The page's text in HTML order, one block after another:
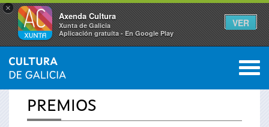
×
Axenda Cultura
Xunta de Galicia
Aplicación gratuíta - En Google Play
VER
Vostede
está
INICIO 0
PREMIOS